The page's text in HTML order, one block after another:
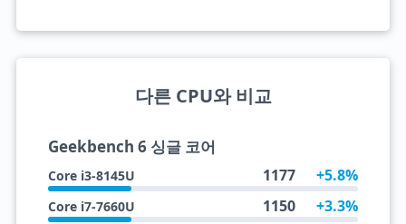
다른 CPU와 비교
Geekbench 6 싱글 코어
Core i3-8145U 1177 +5.8%
Core i7-7660U 1150 +3.3%